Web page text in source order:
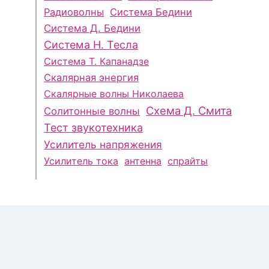
Радиоволны Система Бедини
Система Д. Бедини
Система Н. Тесла
Система Т. Капанадзе
Скалярная энергия
Скалярные волны Николаева
Солитонные волны Схема Д. Смита
Тест звукотехника
Усилитель напряжения
Усилитель тока антенна спрайты